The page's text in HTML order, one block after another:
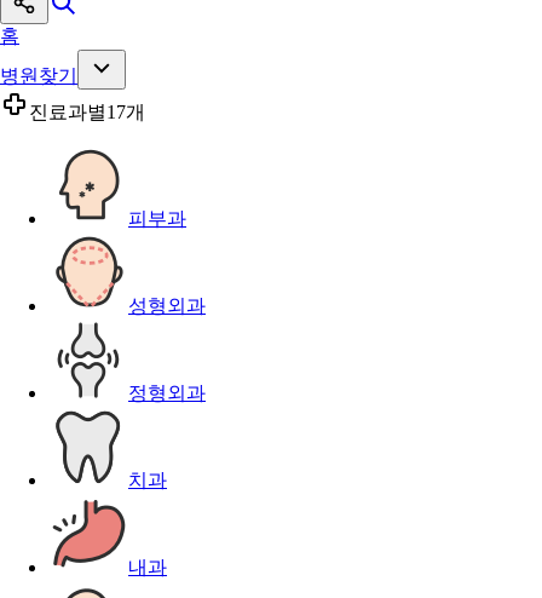
홈
병원찾기
진료과별17개
피부과
성형외과
정형외과
치과
내과